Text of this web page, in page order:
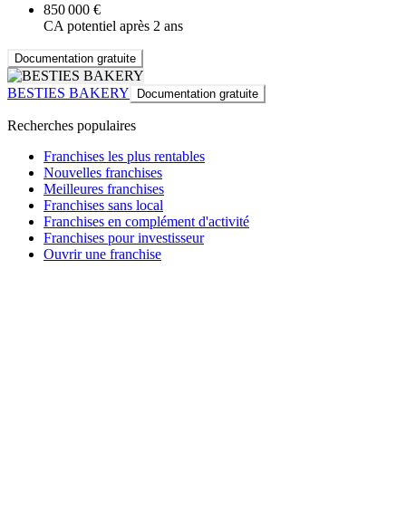
850 000 €
CA potentiel après 2 ans
Documentation gratuite
BESTIES BAKERY Documentation gratuite
Recherches populaires
Franchises les plus rentables
Nouvelles franchises
Meilleures franchises
Franchises sans local
Franchises en complément d'activité
Franchises pour investisseur
Ouvrir une franchise